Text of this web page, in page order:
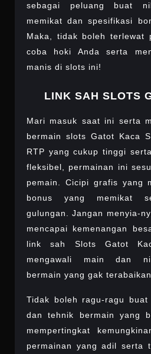
sebagai peluang buat
memikat dan spesifikasi
Maka, tidak boleh terlewat
coba hoki Anda serta
manis di slots ini!
LINK SAH SLOTS
Mari masuk saat ini serta
bermain slots Gatot Kaca
RTP yang cukup tinggi
fleksibel, permainan ini
pemain. Cicipi grafis yang
bonus yang memikat
gulungan. Jangan menyia-
mencapai kemenangan
link sah Slots Gatot
mengawali main dan
bermain yang gak
Tidak boleh ragu-ragu
dan tehnik bermain yang
mempertingkat
permainan yang adil serta